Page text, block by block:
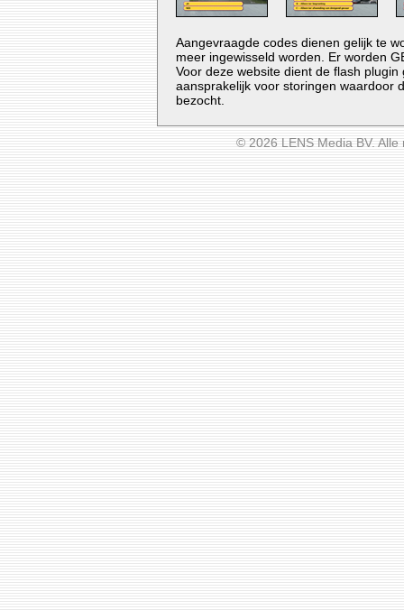
Aangevraagde codes dienen gelijk te
meer ingewisseld worden. Er worden
Voor deze website dient de flash
aansprakelijk voor storingen waardoor
bezocht.
© 2026 LENS Media BV.